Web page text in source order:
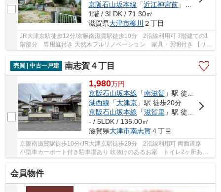
京阪石山坂本線 「近江神宮前 」駅 徒歩11分
1階 / 3LDK / 71.30㎡
滋賀県大津市柳川 ２丁目
JR大津京駅徒歩12分/京阪南滋賀駅徒歩10分 2沿線利用可 7階建ての1
階部分 専用庭付き 天然木フルリノベーション 家具・照明付き 【リノ
売買 | 中古一戸建
南志賀４丁目
1,980万円
京阪石山坂本線 「南滋賀 」駅 徒歩10分
湖西線 「大津京」駅 徒歩20分
京阪石山坂本線 「滋賀里 」駅 徒歩18分
- / 5LDK / 135.00㎡
滋賀県大津市南志賀 ４丁目
京阪南滋賀駅徒歩10分/JR大津京駅徒歩20分 2沿線利用可 両面道路
小型車カーポート付き駐車場あり 吹抜けのあるお家 トイレ2ヶ所あ
会員物件